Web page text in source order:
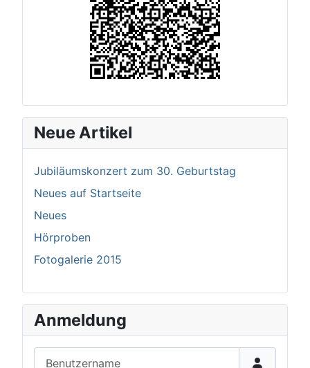
Neue Artikel
Jubiläumskonzert zum 30. Geburtstag
Neues auf Startseite
Neues
Hörproben
Fotogalerie 2015
Anmeldung